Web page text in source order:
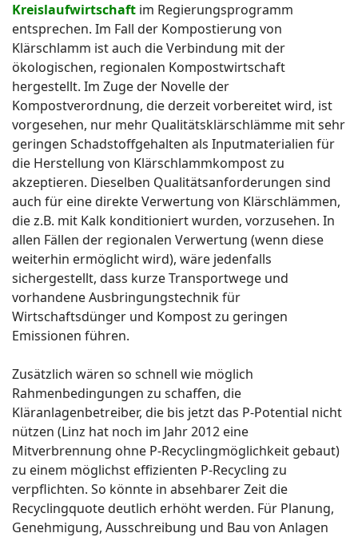
Kreislaufwirtschaft im Regierungsprogramm
entsprechen. Im Fall der Kompostierung von
Klärschlamm ist auch die Verbindung mit der
ökologischen, regionalen Kompostwirtschaft
hergestellt. Im Zuge der Novelle der
Kompostverordnung, die derzeit vorbereitet wird, ist
vorgesehen, nur mehr Qualitätsklärschlämme mit sehr
geringen Schadstoffgehalten als Inputmaterialien für
die Herstellung von Klärschlammkompost zu
akzeptieren. Dieselben Qualitätsanforderungen sind
auch für eine direkte Verwertung von Klärschlämmen,
die z.B. mit Kalk konditioniert wurden, vorzusehen. In
allen Fällen der regionalen Verwertung (wenn diese
weiterhin ermöglicht wird), wäre jedenfalls
sichergestellt, dass kurze Transportwege und
vorhandene Ausbringungstechnik für
Wirtschaftsdünger und Kompost zu geringen
Emissionen führen.
Zusätzlich wären so schnell wie möglich
Rahmenbedingungen zu schaffen, die
Kläranlagenbetreiber, die bis jetzt das P-Potential nicht
nützen (Linz hat noch im Jahr 2012 eine
Mitverbrennung ohne P-Recyclingmöglichkeit gebaut)
zu einem möglichst effizienten P-Recycling zu
verpflichten. So könnte in absehbarer Zeit die
Recyclingquote deutlich erhöht werden. Für Planung,
Genehmigung, Ausschreibung und Bau von Anlagen